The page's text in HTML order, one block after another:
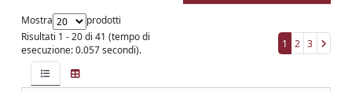
Mostra
prodotti
Risultati 1 - 20 di 41 (tempo di
esecuzione: 0.057 secondi).
1 2 3